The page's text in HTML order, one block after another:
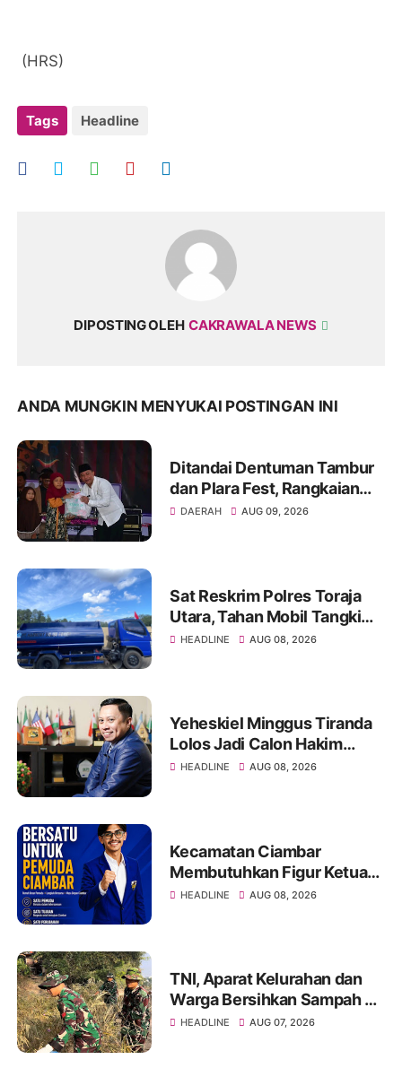
(HRS)
Tags Headline
DIPOSTING OLEH CAKRAWALA NEWS
ANDA MUNGKIN MENYUKAI POSTINGAN INI
Ditandai Dentuman Tambur
dan Plara Fest, Rangkaian
Hari Jadi ke-156 Kabupaten
DAERAH AUG 09, 2026
Sat Reskrim Polres Toraja
Utara, Tahan Mobil Tangki
PT Harmony Solusi Energy
HEADLINE AUG 08, 2026
Yeheskiel Minggus Tiranda
Lolos Jadi Calon Hakim
Agung RI Tahun 2026
HEADLINE AUG 08, 2026
Kecamatan Ciambar
Membutuhkan Figur Ketua
KNPI yang Mampu
HEADLINE AUG 08, 2026
TNI, Aparat Kelurahan dan
Warga Bersihkan Sampah di
Bantaran Sungai Sa'dan
HEADLINE AUG 07, 2026